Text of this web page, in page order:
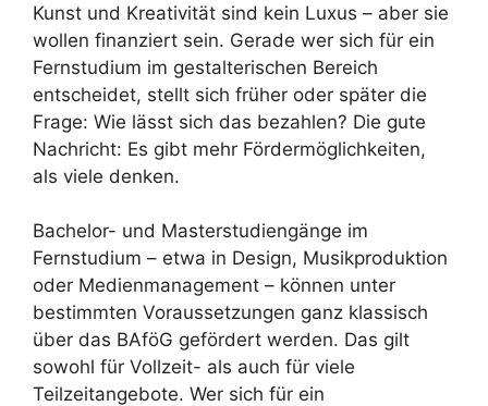
Kunst und Kreativität sind kein Luxus – aber sie
wollen finanziert sein. Gerade wer sich für ein
Fernstudium im gestalterischen Bereich
entscheidet, stellt sich früher oder später die
Frage: Wie lässt sich das bezahlen? Die gute
Nachricht: Es gibt mehr Fördermöglichkeiten,
als viele denken.
Bachelor- und Masterstudiengänge im
Fernstudium – etwa in Design, Musikproduktion
oder Medienmanagement – können unter
bestimmten Voraussetzungen ganz klassisch
über das BAföG gefördert werden. Das gilt
sowohl für Vollzeit- als auch für viele
Teilzeitangebote. Wer sich für ein